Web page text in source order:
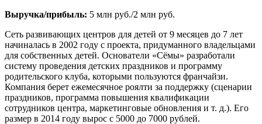
Выручка/прибыль: 5 млн руб./2 млн руб.
Сеть развивающих центров для детей от 9 месяцев до 7 лет
начиналась в 2002 году с проекта, придуманного владельцами
для собственных детей. Основатели «Сёмы» разработали
систему проведения детских праздников и программу
родительского клуба, которыми пользуются франчайзи.
Компания берет ежемесячное роялти за поддержку (сценарии
праздников, программа повышения квалификации
сотрудников центра, маркетинговые обновления и т. д.). Его
размер в 2014 году вырос с 5000 до 7000 рублей.